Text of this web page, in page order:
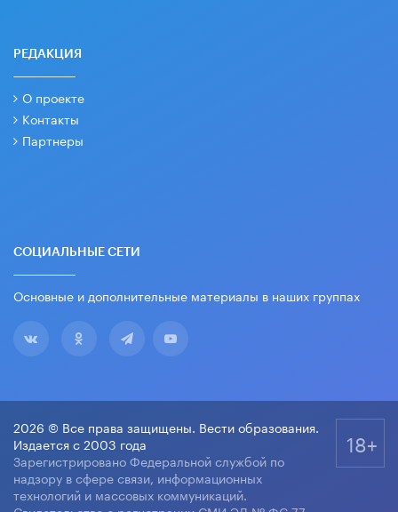
РЕДАКЦИЯ
О проекте
Контакты
Партнеры
СОЦИАЛЬНЫЕ СЕТИ
Основные и дополнительные материалы в наших группах
2026 © Все права защищены. Вести образования.
Издается с 2003 года
Зарегистрировано Федеральной службой по
надзору в сфере связи, информационных
технологий и массовых коммуникаций.
18+